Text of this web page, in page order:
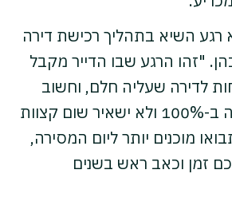
רגע השיא בתהליך רכישת דירה
"זהו הרגע שבו הדייר מקבל
לדירה שעליה חלם, וחשוב
שהוא יהיה מרוצה ב-100% ולא ישאיר שום קצוות
מוכנים יותר ליום המסירה,
זמן וכאב ראש בשנים